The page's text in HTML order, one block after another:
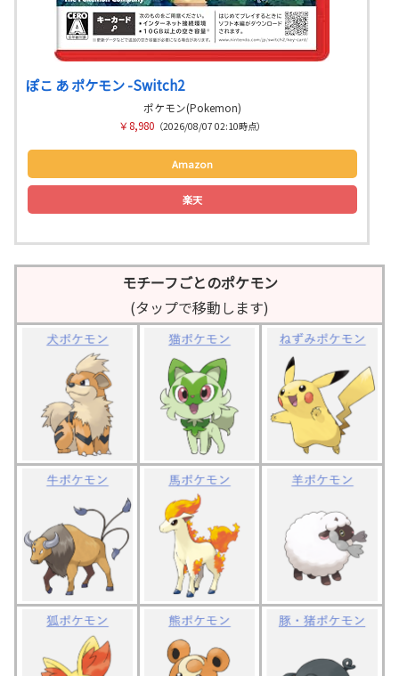
ぽこ あ ポケモン -Switch2
ポケモン(Pokemon)
￥8,980 （2026/08/07 02:10時点）
Amazon
楽天
モチーフごとのポケモン
(タップで移動します)